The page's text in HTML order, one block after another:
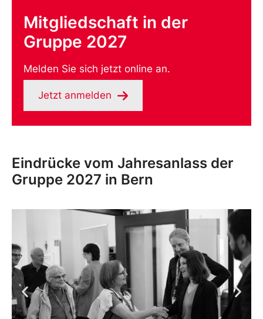
Mitgliedschaft in der
Gruppe 2027
Melden Sie sich jetzt online an.
Jetzt anmelden
Eindrücke vom Jahresanlass der
Gruppe 2027 in Bern​